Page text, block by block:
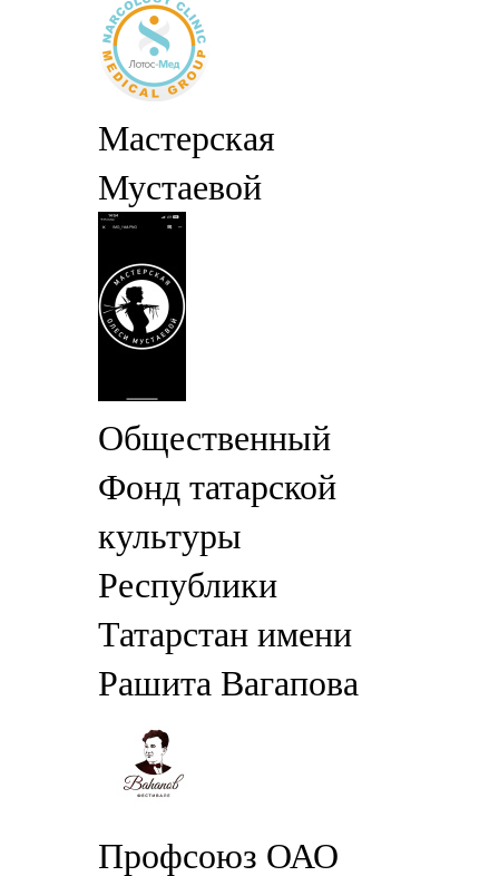
Мастерская
Мустаевой
Общественный
Фонд татарской
культуры
Республики
Татарстан имени
Рашита Вагапова
Профсоюз ОАО